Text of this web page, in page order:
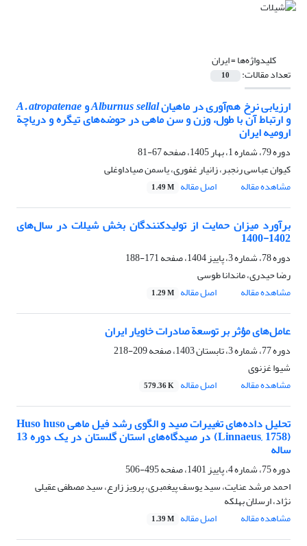
کلیدواژه‌ها =ایران
تعداد مقالات: 10
ارزیابی نرخ هم‌آوری در ماهیانAlburnus sellalوA. atropatenae
و ارتباط آن با طول، وزن و سن ماهی در حوضه‌های تیگره و دریاچة
ارومیه ایران
دوره 79، شماره 1، بهار 1405، صفحه
67-81
کیوان عباسی رنجبر، زانیار غفوری، یاسمن صیاداوغلی
مشاهده مقاله
اصل مقاله 1.49 M
برآورد میزان حمایت از تولیدکنندگان بخش شیلات در سال‌های
1402-1400
دوره 78، شماره 3، پاییز 1404، صفحه
171-188
رضا حیدری، ماندانا طوسی
مشاهده مقاله
اصل مقاله 1.29 M
عامل‌های مؤثر بر توسعة صادرات خاویار ایران
دوره 77، شماره 3، تابستان 1403، صفحه
209-218
شیوا غزنوی
مشاهده مقاله
اصل مقاله 579.36 K
تحلیل داده‌های تغییرات صید و الگوی رشد فیل ماهی Huso huso
(Linnaeus, 1758) در صیدگاه‌های استان گلستان در یک دوره 13
ساله
دوره 75، شماره 4، پاییز 1401، صفحه
495-506
احمد مرشد عنایت، سید یوسف پیغمبری، پرویز زارع، سید مصطفی عقیلی
نژاد، ارسلان بهلکه
مشاهده مقاله
اصل مقاله 1.39 M